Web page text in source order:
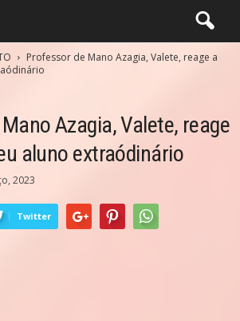
Professor de Mano Azagia, Valete, reage a
Azagia, Valete, reage
aluno extraódinário
2023
Twitter